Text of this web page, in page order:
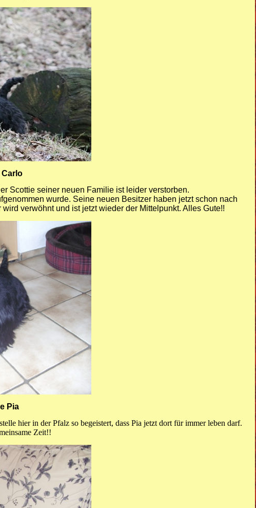
Carlo
Scottie seiner neuen Familie ist leider verstorben.
wurde. Seine neuen Besitzer haben jetzt schon nach
verwöhnt und ist jetzt wieder der Mittelpunkt. Alles Gute!!
Pia
hier in der Pfalz so begeistert, dass Pia jetzt dort für immer leben darf.
Zeit!!